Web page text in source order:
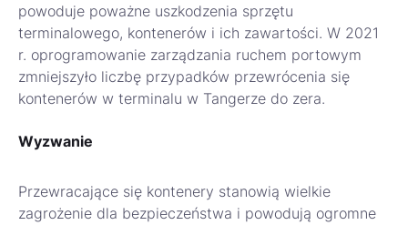
powoduje poważne uszkodzenia sprzętu
terminalowego, kontenerów i ich zawartości. W 2021
r. oprogramowanie zarządzania ruchem portowym
zmniejszyło liczbę przypadków przewrócenia się
kontenerów w terminalu w Tangerze do zera.
Wyzwanie
Przewracające się kontenery stanowią wielkie
zagrożenie dla bezpieczeństwa i powodują ogromne